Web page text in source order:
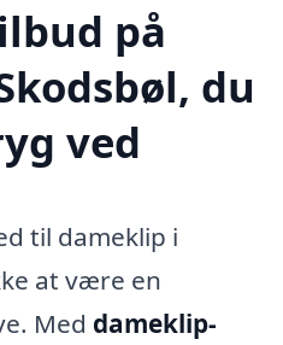
på
du
ved
til dameklip i
at være en
Med dameklip-